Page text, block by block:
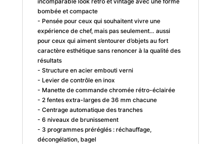
bombée et compacte
- Pensée pour ceux qui souhaitent vivre une
expérience de chef, mais pas seulement… aussi
pour ceux qui aiment s’entourer d’objets au fort
caractère esthétique sans renoncer à la qualité des
résultats
- Structure en acier embouti verni
- Levier de contrôle en inox
- Manette de commande chromée rétro-éclairée
- 2 fentes extra-larges de 36 mm chacune
- Centrage automatique des tranches
- 6 niveaux de brunissement
- 3 programmes préréglés : réchauffage,
décongélation, bagel